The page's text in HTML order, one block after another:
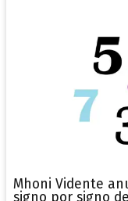
Mhoni Vidente